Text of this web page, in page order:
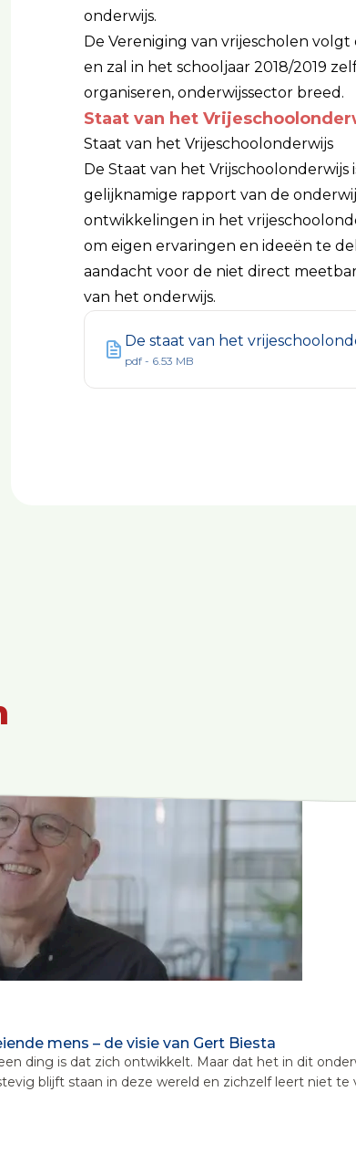
onderwijs.
De Vereniging van vrijescholen
en zal in het schooljaar 2018/2019
organiseren, onderwijssector breed.
Staat van het
Staat van het Vrijeschoolonderwijs
De Staat van het
gelijknamige rapport van de
ontwikkelingen in het
om eigen ervaringen en ideeën te
aandacht voor de niet direct
van het onderwijs.
De staat van het
pdf - 6.53 MB
mens – de visie van Gert Biesta
ding is dat zich ontwikkelt. Maar dat het in dit
blijft staan in deze wereld en zichzelf leert niet te